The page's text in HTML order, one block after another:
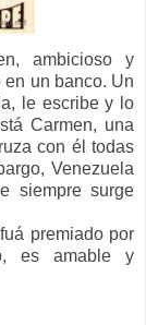
ambicioso y
un banco. Un
le escribe y lo
Carmen, una
con él todas
Venezuela
siempre surge
premiado por
es amable y